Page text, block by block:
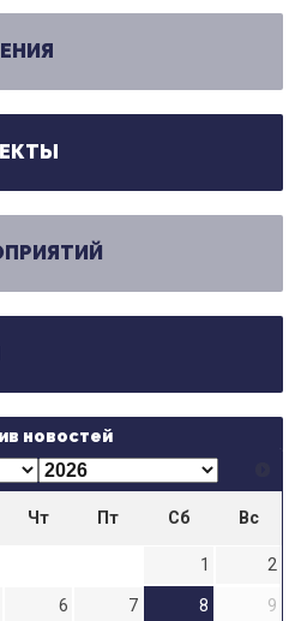
новостей
Чт Пт Сб Вс
1
2
6 7 8
9